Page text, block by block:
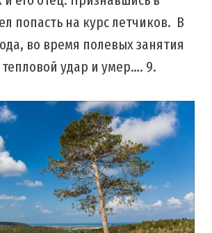
попасть на курс летчиков. В
во время полевых занятия
удар и умер…. 9.